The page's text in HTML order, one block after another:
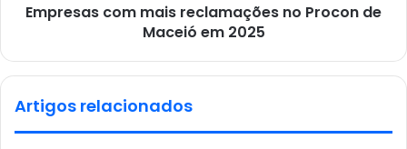
Empresas com mais reclamações no Procon de
Maceió em 2025
Artigos relacionados